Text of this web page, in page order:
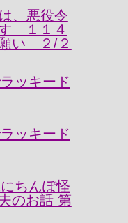
、悪役令
１１４
い ２/２
ッキード
ッキード
ちんぽ怪
のお話 第